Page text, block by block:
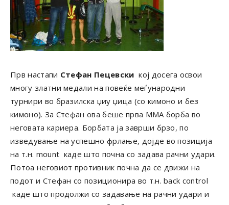
Прв настапи Стефан Пецевски кој досега освои
многу златни медали на повеќе меѓународни
турнири во бразилска џиу џица (со кимоно и без
кимоно). За Стефан ова беше прва ММА борба во
неговата кариера. Борбата ја заврши брзо, по
изведување на успешно фрлање, дојде во позиција
на т.н. mount каде што почна со задава рачни удари.
Потоа неговиот противник почна да се движи на
подот и Стефан со позиционира во т.н. back control
каде што продолжи со задавање на рачни удари и